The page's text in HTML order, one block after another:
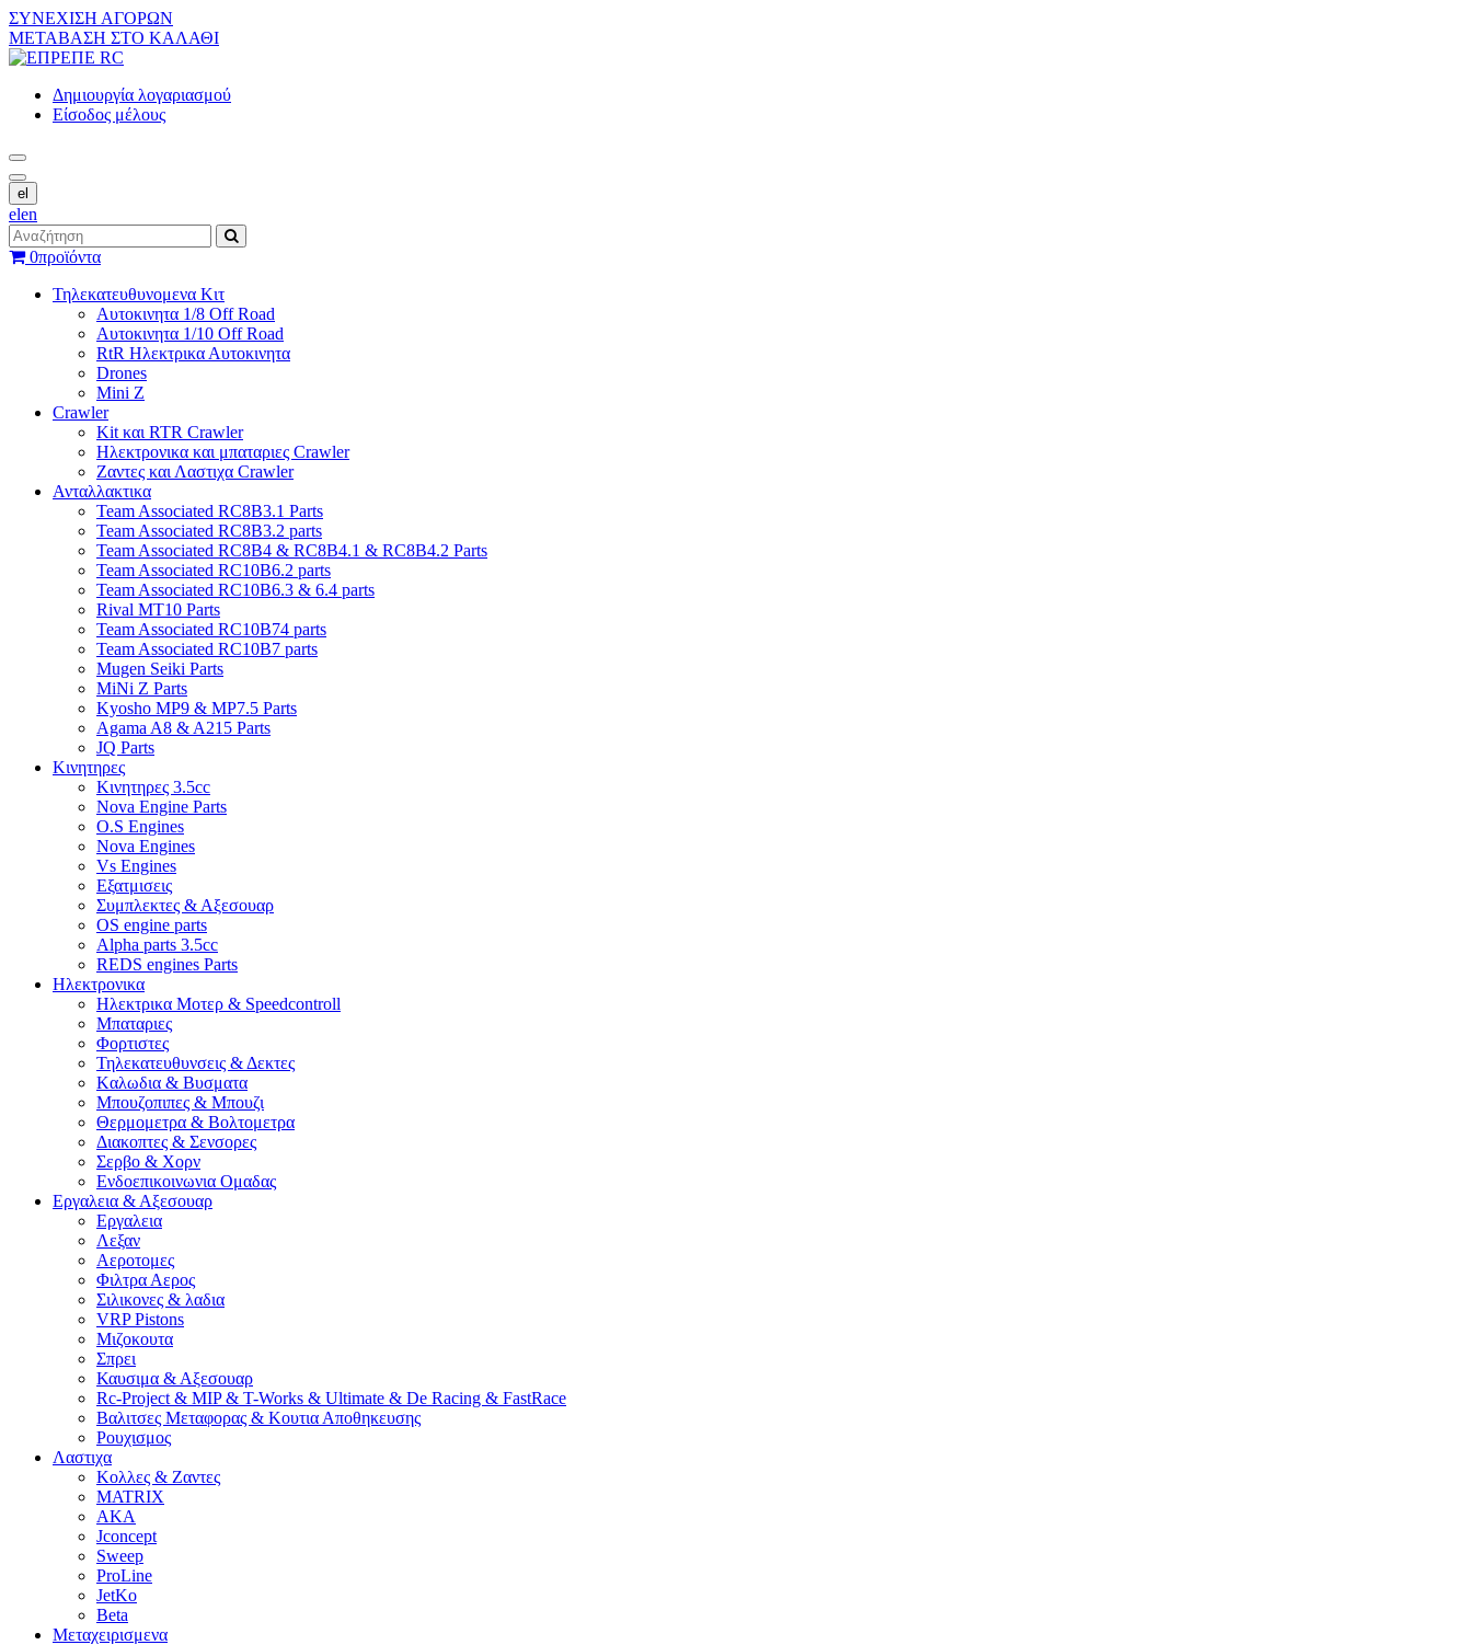
ΣΥΝΕΧΙΣΗ ΑΓΟΡΩΝ
ΜΕΤΑΒΑΣΗ ΣΤΟ ΚΑΛΑΘΙ
Δημιουργία λογαριασμού
Είσοδος μέλους
el
elen
0προϊόντα
Τηλεκατευθυνομενα Κιτ
Αυτοκινητα 1/8 Off Road
Αυτοκινητα 1/10 Off Road
RtR Ηλεκτρικα Αυτοκινητα
Drones
Mini Z
Crawler
Kit και RTR Crawler
Ηλεκτρονικα και μπαταριες Crawler
Ζαντες και Λαστιχα Crawler
Ανταλλακτικα
Team Associated RC8B3.1 Parts
Team Associated RC8B3.2 parts
Team Associated RC8B4 & RC8B4.1 & RC8B4.2 Parts
Team Associated RC10B6.2 parts
Team Associated RC10B6.3 & 6.4 parts
Rival MT10 Parts
Team Associated RC10B74 parts
Team Associated RC10B7 parts
Mugen Seiki Parts
MiNi Z Parts
Kyosho MP9 & MP7.5 Parts
Agama A8 & A215 Parts
JQ Parts
Κινητηρες
Κινητηρες 3.5cc
Nova Engine Parts
O.S Engines
Nova Engines
Vs Engines
Εξατμισεις
Συμπλεκτες & Αξεσουαρ
OS engine parts
Alpha parts 3.5cc
REDS engines Parts
Ηλεκτρονικα
Ηλεκτρικα Μοτερ & Speedcontroll
Μπαταριες
Φορτιστες
Τηλεκατευθυνσεις & Δεκτες
Kαλωδια & Βυσματα
Μπουζοπιπες & Μπουζι
Θερμομετρα & Βολτομετρα
Διακοπτες & Σενσορες
Σερβο & Χορν
Ενδοεπικοινωνια Ομαδας
Εργαλεια & Αξεσουαρ
Εργαλεια
Λεξαν
Αεροτομες
Φιλτρα Αερος
Σιλικονες & λαδια
VRP Pistons
Μιζοκουτα
Σπρει
Καυσιμα & Αξεσουαρ
Rc-Project & MIP & T-Works & Ultimate & De Racing & FastRace
Βαλιτσες Μεταφορας & Κουτια Αποθηκευσης
Ρουχισμος
Λαστιχα
Κολλες & Ζαντες
MATRIX
AKA
Jconcept
Sweep
ProLine
JetKo
Beta
Μεταχειρισμενα